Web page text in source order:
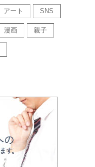
アート SNS
漫画 親子